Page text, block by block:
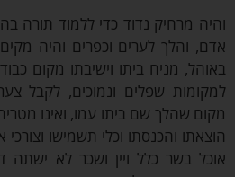
מרחיק נדוד כדי ללמוד תורה
והלך לערים וכפרים והיה מקים
מניח ביתו וישיבתו מקום כבודו
שפלים ונמוכים, לקבל צער
שהלך שם ביתו עמו, ואינו מטריח
והכנסתו וכלי תשמישו וצורכי
בשר כלל ויין ושכר לא ישתה